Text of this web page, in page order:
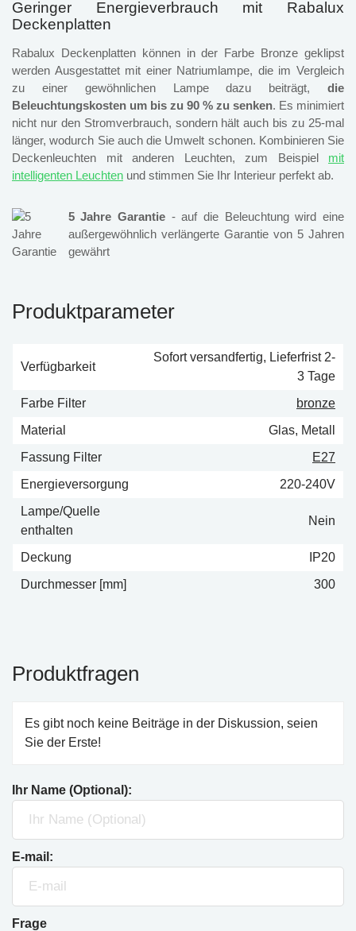
Geringer Energieverbrauch mit Rabalux
Deckenplatten
Rabalux Deckenplatten können in der Farbe Bronze geklipst
werden Ausgestattet mit einer Natriumlampe, die im Vergleich
zu einer gewöhnlichen Lampe dazu beiträgt, die
Beleuchtungskosten um bis zu 90 % zu senken. Es minimiert
nicht nur den Stromverbrauch, sondern hält auch bis zu 25-mal
länger, wodurch Sie auch die Umwelt schonen. Kombinieren Sie
Deckenleuchten mit anderen Leuchten, zum Beispiel mit
intelligenten Leuchten und stimmen Sie Ihr Interieur perfekt ab.
5 Jahre Garantie - auf die Beleuchtung wird eine
außergewöhnlich verlängerte Garantie von 5 Jahren
gewährt
Produktparameter
Verfügbarkeit
Sofort versandfertig, Lieferfrist 2-
3 Tage
Farbe Filter
bronze
Material
Glas, Metall
Fassung Filter
E27
Energieversorgung
220-240V
Lampe/Quelle
enthalten
Nein
Deckung
IP20
Durchmesser [mm]
300
Produktfragen
Es gibt noch keine Beiträge in der Diskussion, seien
Sie der Erste!
Ihr Name (Optional):
E-mail:
Frage